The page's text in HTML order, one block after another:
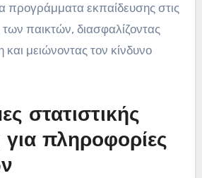
εκπαίδευσης στις
παικτών, διασφαλίζοντας
μειώνοντας τον κίνδυνο
στατιστικής
πληροφορίες